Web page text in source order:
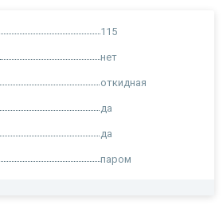
115
нет
откидная
да
да
паром